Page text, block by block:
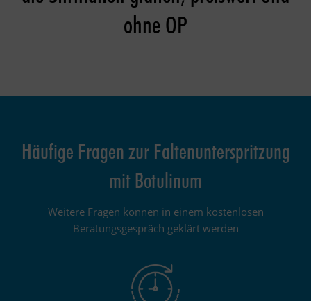
ohne OP
Häufige Fragen zur Faltenunterspritzung
mit Botulinum
Weitere Fragen können in einem kostenlosen
Beratungsgespräch geklärt werden